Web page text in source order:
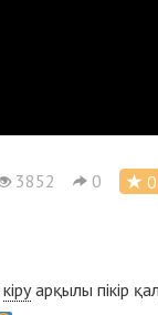
3852 0 0
кіруарқылы пікір